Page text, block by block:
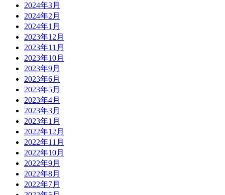
2024年3月
2024年2月
2024年1月
2023年12月
2023年11月
2023年10月
2023年9月
2023年6月
2023年5月
2023年4月
2023年3月
2023年1月
2022年12月
2022年11月
2022年10月
2022年9月
2022年8月
2022年7月